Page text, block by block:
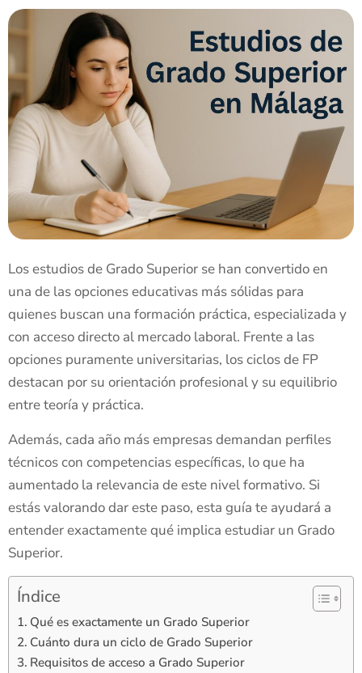
Los estudios de Grado Superior se han convertido en
una de las opciones educativas más sólidas para
quienes buscan una formación práctica, especializada y
con acceso directo al mercado laboral. Frente a las
opciones puramente universitarias, los ciclos de FP
destacan por su orientación profesional y su equilibrio
entre teoría y práctica.
Además, cada año más empresas demandan perfiles
técnicos con competencias específicas, lo que ha
aumentado la relevancia de este nivel formativo. Si
estás valorando dar este paso, esta guía te ayudará a
entender exactamente qué implica estudiar un Grado
Superior.
Índice
Qué es exactamente un Grado Superior
Cuánto dura un ciclo de Grado Superior
Requisitos de acceso a Grado Superior